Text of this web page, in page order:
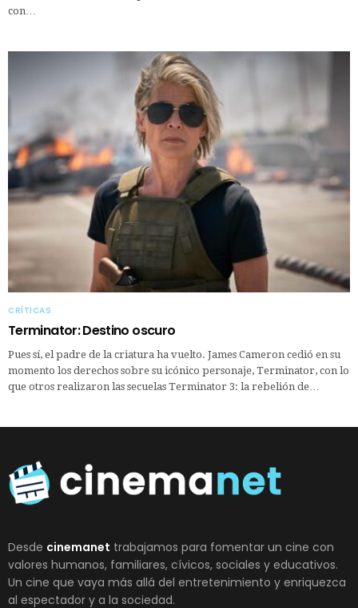
con…
CRÍTICAS
Terminator: Destino oscuro
Pues sí, el padre de la criatura ha vuelto. James Cameron cedió en su
momento los derechos sobre su icónico personaje, Terminator, con lo
que otros realizaron las secuelas Terminator 3: la rebelión de…
Desde cinemanet trabajamos para fomentar un cine con
valores humanos, familiares, cívicos, sociales y educativos.
Un cine que vaya más allá del entretenimiento y enriquezca
al espectador y a la sociedad.